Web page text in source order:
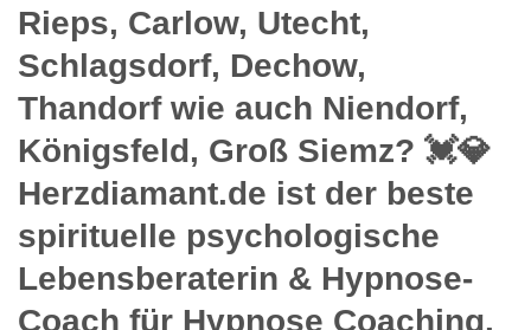
Rieps, Carlow, Utecht,
Schlagsdorf, Dechow,
Thandorf wie auch Niendorf,
Königsfeld, Groß Siemz? 💓️💎
Herzdiamant.de ist der beste
spirituelle psychologische
Lebensberaterin & Hypnose-
Coach für Hypnose Coaching.